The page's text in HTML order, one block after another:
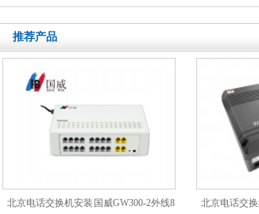
推荐产品
北京电话交换机安装 国威GW300-2外线8 北京电话交